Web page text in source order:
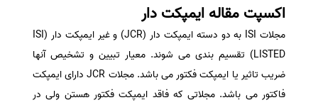
سفارش چکیده مبسوط
سفارش ترجمه مولتی‌مدیا
سفارش گویندگی
سفارش تولید محتوا
اکسپت مقاله ایمپکت دار
مجلات ISI به دو دسته ایمپکت دار (JCR) و غیر ایمپکت دار (ISI
LISTED) تقسیم بندی می شوند. معیار تبیین و تشخیص آنها
ضریب تاثیر یا ایمپکت فکتور می باشد. مجلات JCR دارای ایمپکت
فاکتور می باشد. مجلاتی که فاقد ایمپکت فکتور هستن ولی در